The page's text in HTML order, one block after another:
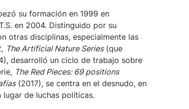
su formación en 1999 en
en 2004. Distinguido por su
otras disciplinas, especialmente las
The Artificial Nature Series(que
desarrolló un ciclo de trabajo sobre
The Red Pieces: 69 positions
(2017), se centra en el desnudo, en
de luchas políticas.